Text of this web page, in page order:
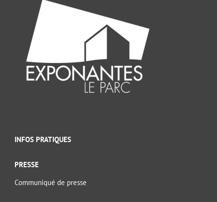
INFOS PRATIQUES
PRESSE
Communiqué de presse